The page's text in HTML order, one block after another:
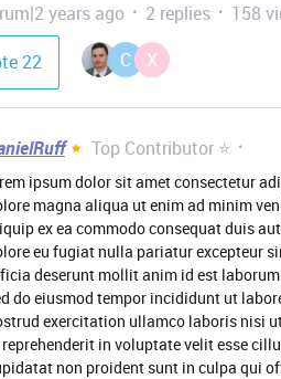
years ago
2 replies
158
22 C X
Top Contributor ⭐
ipsum dolor sit amet consectetur
magna aliqua ut enim ad minim
ex ea commodo consequat duis
eu fugiat nulla pariatur excepteur
deserunt mollit anim id est
do eiusmod tempor incididunt ut
exercitation ullamco laboris nisi
in voluptate velit esse
non proident sunt in culpa qui